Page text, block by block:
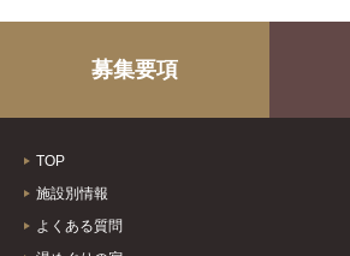
募集要項
TOP
施設別情報
よくある質問